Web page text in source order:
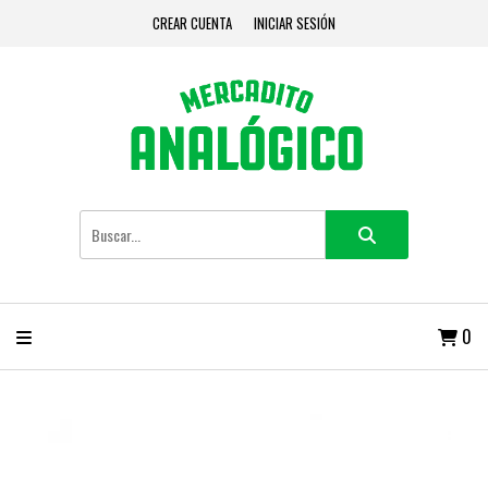
CREAR CUENTA INICIAR SESIÓN
0